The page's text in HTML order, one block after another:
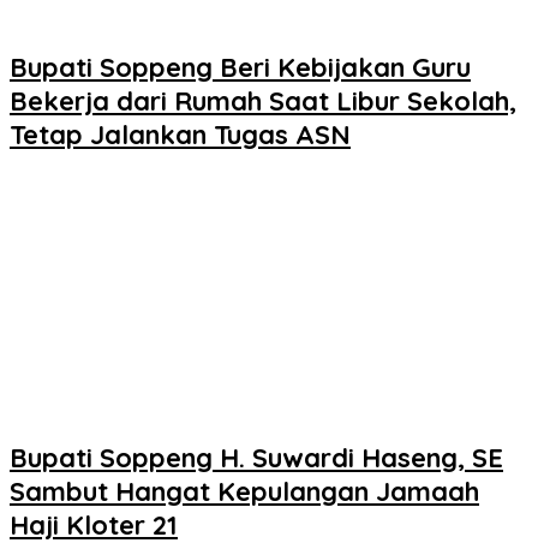
Bupati Soppeng Beri Kebijakan Guru
Bekerja dari Rumah Saat Libur Sekolah,
Tetap Jalankan Tugas ASN
Bupati Soppeng H. Suwardi Haseng, SE
Sambut Hangat Kepulangan Jamaah
Haji Kloter 21